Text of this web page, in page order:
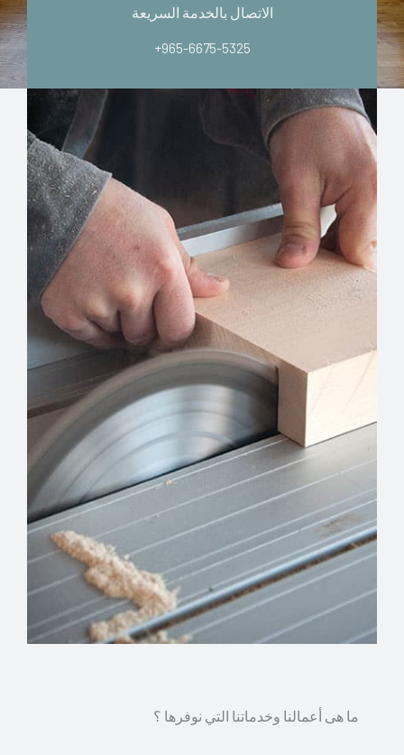
الاتصال بالخدمة السريعة
+965-6675-5325
ما هى أعمالنا وخدماتنا التي نوفرها ؟